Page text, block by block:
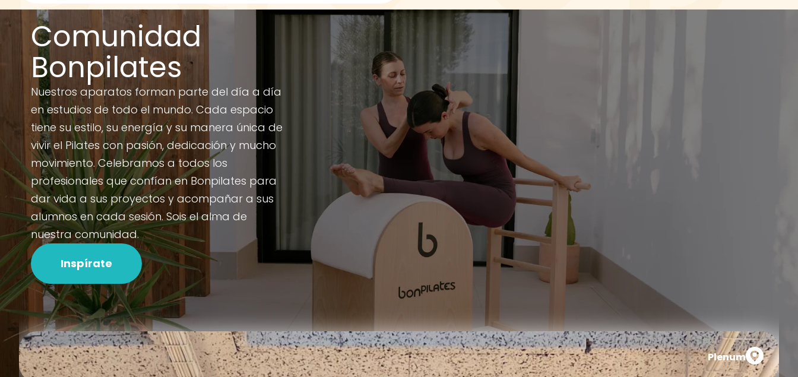
Comunidad
Bonpilates
Nuestros aparatos forman parte del día a día
en estudios de todo el mundo. Cada espacio
tiene su estilo, su energía y su manera única de
vivir el Pilates con pasión, dedicación y mucho
movimiento. Celebramos a todos los
profesionales que confían en Bonpilates para
dar vida a sus proyectos y acompañar a sus
alumnos en cada sesión. Sois el alma de
nuestra comunidad.
Inspírate
Plenum